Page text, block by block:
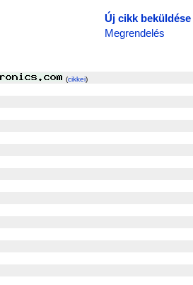
Új cikk beküldése
Megrendelés
(cikkei)